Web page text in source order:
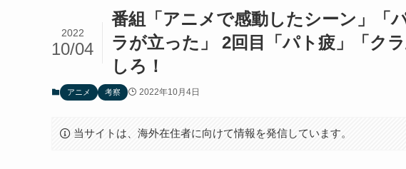
番組「アニメで感動したシーン」「
ラが立った」 2回目「パト疲」「ク
しろ！
2022
10/04
アニメ 考察 2022年10月4日
当サイトは、海外在住者に向けて情報を発信しています。